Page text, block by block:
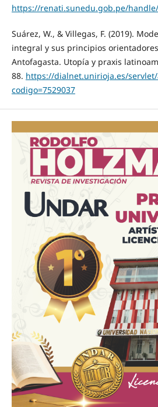
https://renati.sunedu.gob.pe/
Suárez, W., & Villegas, F. (2019).
integral y sus principios
Antofagasta. Utopía y praxis
88. https://dialnet.unirioja.es/
codigo=7529037